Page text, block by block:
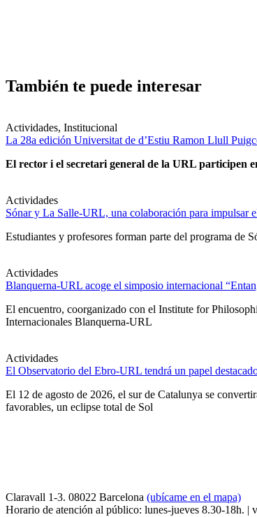
También te puede interesar
Actividades, Institucional
La 28a edición Universitat de d’Estiu Ramon Llull
El rector i el secretari general de la URL participen
Actividades
Sónar y La Salle-URL, una colaboración para impulsar
Estudiantes y profesores forman parte del programa de
Actividades
Blanquerna-URL acoge el simposio internacional
El encuentro, coorganizado con el Institute for
Internacionales Blanquerna-URL
Actividades
El Observatorio del Ebro-URL tendrá un papel
El 12 de agosto de 2026, el sur de Catalunya se
favorables, un eclipse total de Sol
Claravall 1-3. 08022 Barcelona (ubícame en el mapa)
Horario de atención al público: lunes-jueves 8.30-18h. |